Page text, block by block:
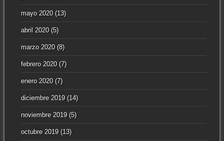
mayo 2020(13)
abril 2020(5)
marzo 2020(8)
febrero 2020(7)
enero 2020(7)
diciembre 2019(14)
noviembre 2019(5)
octubre 2019(13)